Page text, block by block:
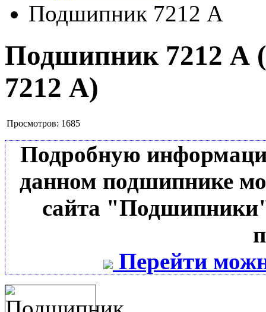
Подшипник 7212 А
Подшипник 7212 А
7212 А)
Просмотров: 1685
Подробную
данном подшипнике
сайта
Перейти